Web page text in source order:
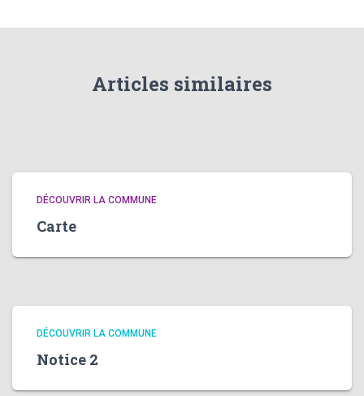
Articles similaires
DÉCOUVRIR LA COMMUNE
Carte
DÉCOUVRIR LA COMMUNE
Notice 2